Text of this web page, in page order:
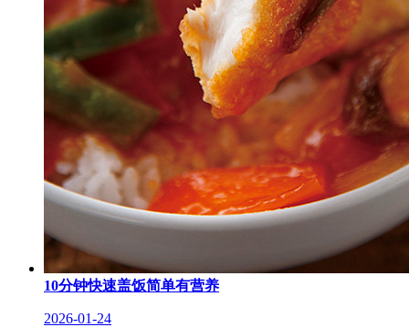
10分钟快速盖饭简单有营养
2026-01-24